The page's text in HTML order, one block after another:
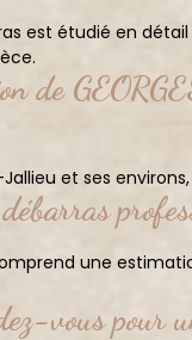
est étudié en
de
et ses
une
vous pour